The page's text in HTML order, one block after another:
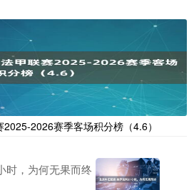
2026赛季客场积分榜（4.6）
时，为何无果而终